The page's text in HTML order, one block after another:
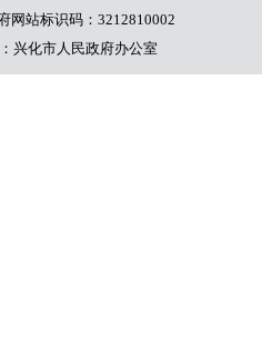
网站标识码：3212810002
兴化市人民政府办公室